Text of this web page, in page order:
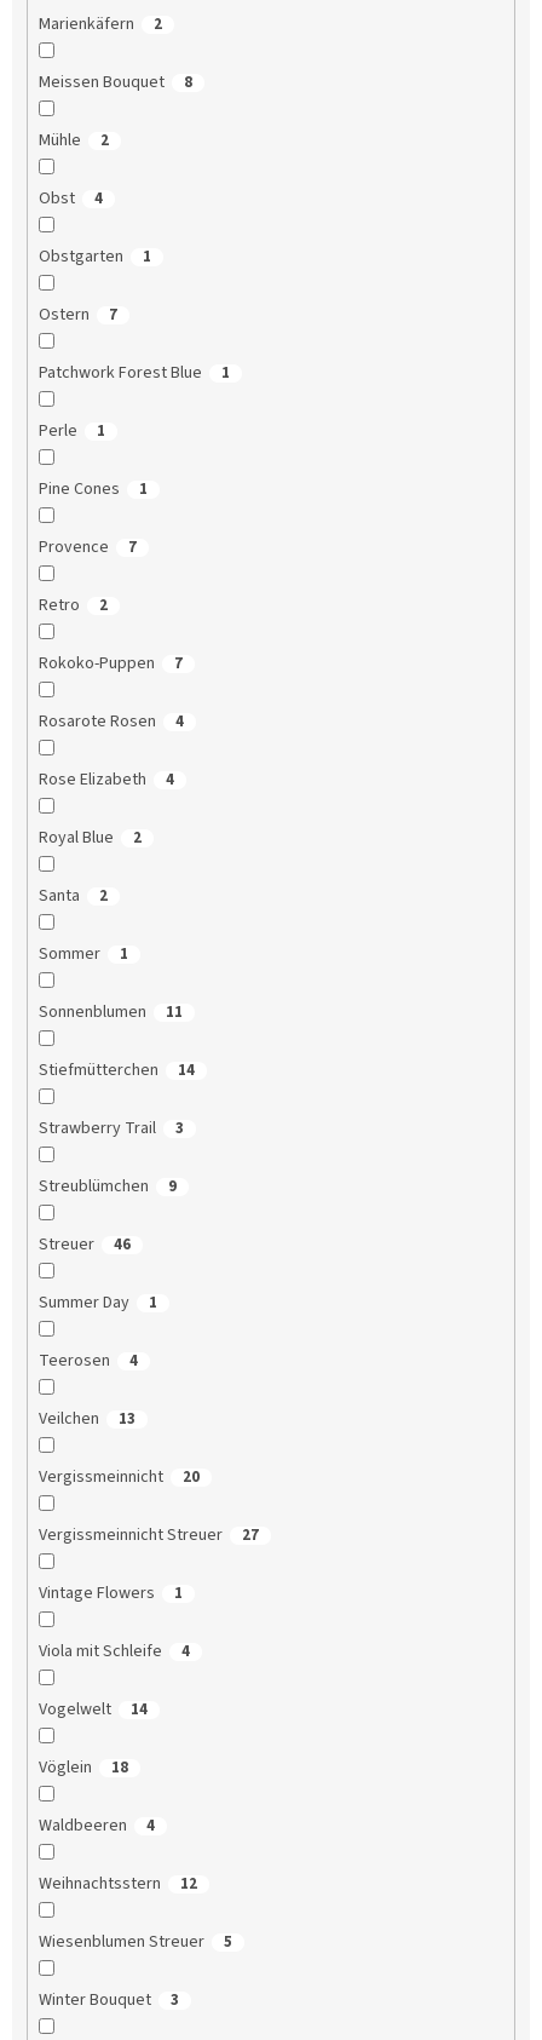
Marienkäfern 2
Meissen Bouquet 8
Mühle 2
Obst 4
Obstgarten 1
Ostern 7
Patchwork Forest Blue 1
Perle 1
Pine Cones 1
Provence 7
Retro 2
Rokoko-Puppen 7
Rosarote Rosen 4
Rose Elizabeth 4
Royal Blue 2
Santa 2
Sommer 1
Sonnenblumen 11
Stiefmütterchen 14
Strawberry Trail 3
Streublümchen 9
Streuer 46
Summer Day 1
Teerosen 4
Veilchen 13
Vergissmeinnicht 20
Vergissmeinnicht Streuer 27
Vintage Flowers 1
Viola mit Schleife 4
Vogelwelt 14
Vöglein 18
Waldbeeren 4
Weihnachtsstern 12
Wiesenblumen Streuer 5
Winter Bouquet 3